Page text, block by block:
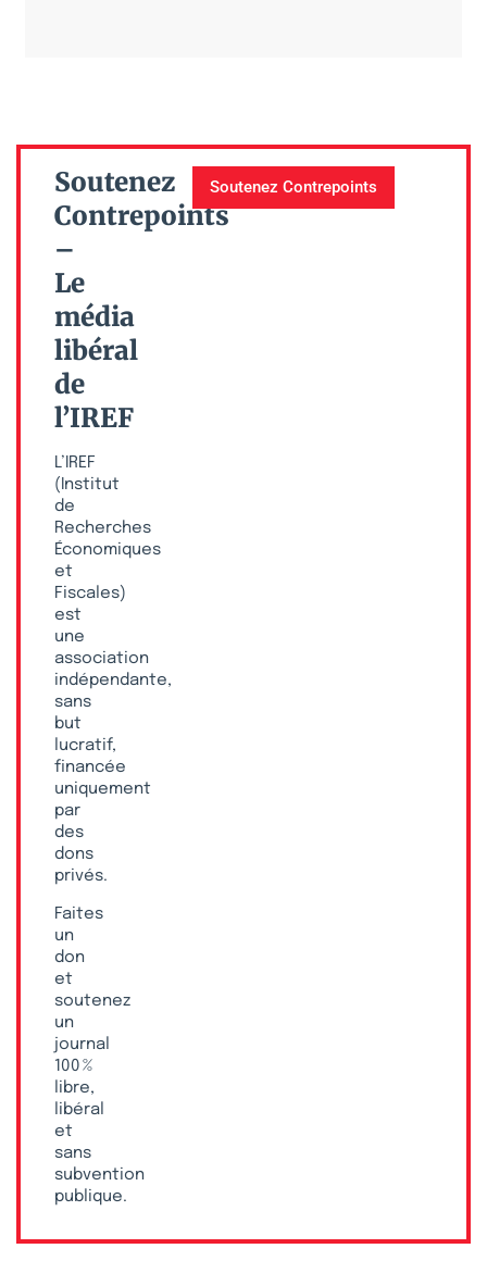
Soutenez
Contrepoints
–
Le
média
libéral
de
l’IREF
L’IREF
(Institut
de
Recherches
Économiques
et
Fiscales)
est
une
association
indépendante,
sans
but
lucratif,
financée
uniquement
par
des
dons
privés.
Faites
un
don
et
soutenez
un
journal
100 %
libre,
libéral
et
sans
subvention
publique.
Soutenez Contrepoints